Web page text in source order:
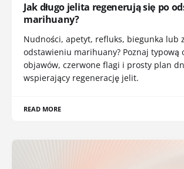
Jak długo jelita regenerują się po
marihuany?
Nudności, apetyt, refluks, biegunka lub
odstawieniu marihuany? Poznaj typową
objawów, czerwone flagi i prosty plan
wspierający regenerację jelit.
READ MORE